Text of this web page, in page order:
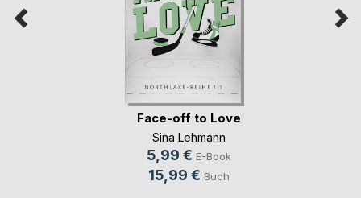
Face-off to Love
Sina Lehmann
5,99 € E-Book
15,99 € Buch